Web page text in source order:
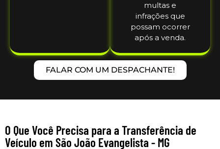
multas e
infrações que
possam ocorrer
após a venda.
FALAR COM UM DESPACHANTE!
O Que Você Precisa para a Transferência de
Veículo em São João Evangelista - MG